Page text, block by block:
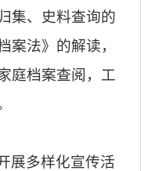
集、史料查询的
案法》的解读，
庭档案查阅，工
展多样化宣传活